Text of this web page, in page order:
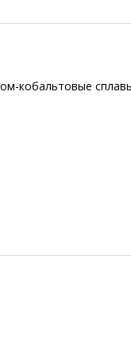
кобальтовые